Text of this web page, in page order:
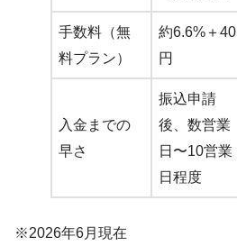
手数料（無
料プラン）
約6.6%＋40
円
入金までの
早さ
振込申請
後、数営業
日〜10営業
日程度
※2026年6月現在